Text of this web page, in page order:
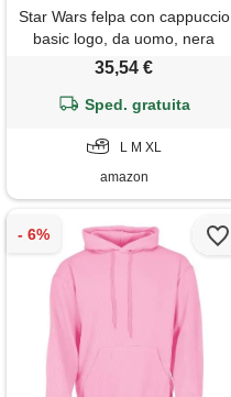
Star Wars felpa con cappuccio
basic logo, da uomo, nera
(nera), taglia xl
35,54 €
Sped. gratuita
L M XL
amazon